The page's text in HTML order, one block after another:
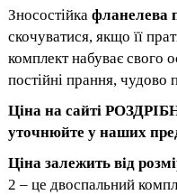
Зносостійка фланелева
скочуватися, якщо її
комплект набуває свого
постійні прання, чудово
Ціна на сайті
уточнюйте у наших
Ціна залежить від
2 – це двоспальний